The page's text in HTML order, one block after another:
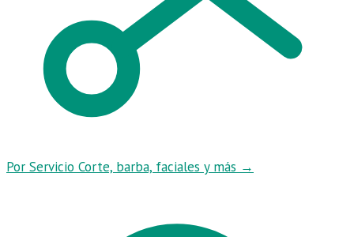
Por Servicio Corte, barba, faciales y más →